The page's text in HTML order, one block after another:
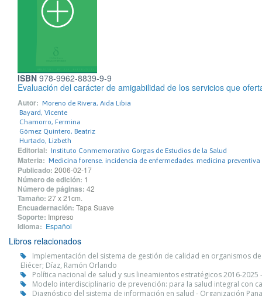
ISBN 978-9962-8839-9-9
Evaluación del carácter de amigabilidad de los servicios que
Autor: Moreno de Rivera, Aida Libia
Bayard, Vicente
Chamorro, Fermina
Gómez Quintero, Beatriz
Hurtado, Lizbeth
Editorial: Instituto Conmemorativo Gorgas de Estudios de la Salud
Materia: Medicina forense. incidencia de enfermedades. medicina preventiva
Publicado: 2006-02-17
Número de edición: 1
Número de páginas: 42
Tamaño: 27 x 21cm.
Encuadernación: Tapa Suave
Soporte: Impreso
Idioma: Español
Libros relacionados
Implementación del sistema de gestión de calidad en organismos
Eliécer; Díaz, Ramón Orlando
Política nacional de salud y sus lineamientos estratégicos 2016-2025
Modelo interdisciplinario de prevención: para la salud integral con
Diagnóstico del sistema de información en salud - Organización